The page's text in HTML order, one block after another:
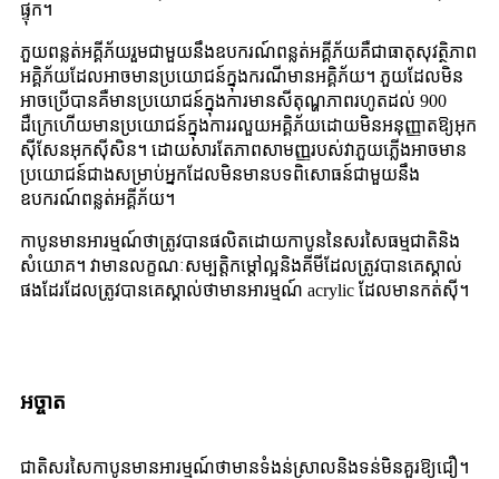
ផ្ទុក។
ភួយពន្លត់អគ្គីភ័យរួមជាមួយនឹងឧបករណ៍ពន្លត់អគ្គីភ័យគឺជាធាតុសុវត្ថិភាព
អគ្គិភ័យដែលអាចមានប្រយោជន៍ក្នុងករណីមានអគ្គិភ័យ។ ភួយដែលមិន
អាចប្រើបានគឺមានប្រយោជន៍ក្នុងការមានសីតុណ្ហភាពរហូតដល់ 900
ដឺក្រេហើយមានប្រយោជន៍ក្នុងការរលួយអគ្គិភ័យដោយមិនអនុញ្ញាតឱ្យអុក
ស៊ីសែនអុកស៊ីសិន។ ដោយសារតែភាពសាមញ្ញរបស់វាភួយភ្លើងអាចមាន
ប្រយោជន៍ជាងសម្រាប់អ្នកដែលមិនមានបទពិសោធន៍ជាមួយនឹង
ឧបករណ៍ពន្លត់អគ្គីភ័យ។
កាបូនមានអារម្មណ៍ថាត្រូវបានផលិតដោយកាបូននៃសរសៃធម្មជាតិនិង
សំយោគ។ វាមានលក្ខណៈសម្បត្តិកម្ដៅល្អនិងគីមីដែលត្រូវបានគេស្គាល់
ផងដែរដែលត្រូវបានគេស្គាល់ថាមានអារម្មណ៍ acrylic ដែលមានកត់សុី។
អច្ចាត
ជាតិសរសៃកាបូនមានអារម្មណ៍ថាមានទំងន់ស្រាលនិងទន់មិនគួរឱ្យជឿ។